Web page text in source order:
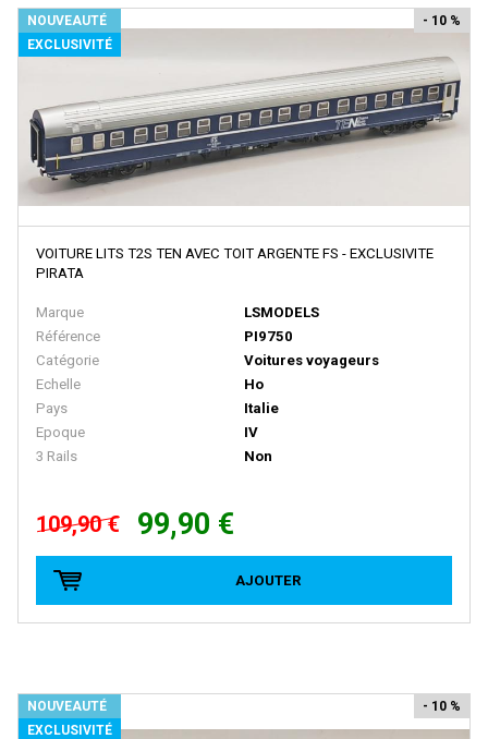
EXACT TRAIN
Faller
Ferfyx
FERRO TRAIN
FISCHER
FOX VALLEY MODELS
FR
FRADIS - Marque Disparue, Finition Années 70
FRANCE TRAINS - Marque Disparue
FRATESCHI
FULGUREX
GEGE
GENESIS
GILLKIT
GUTZOLD
NOUVEAUTÉ
EXCLUSIVITÉ
VOITURE LITS T2S TEN AVEC TOIT ARGENTE FS - EXCLUSIVITE
PIRATA
Marque
LSMODELS
Référence
PI9750
Catégorie
Voitures voyageurs
Echelle
Ho
Pays
Italie
Epoque
IV
3 Rails
Non
- 10 %
109,90 € 99,90 €
AJOUTER
NOUVEAUTÉ
EXCLUSIVITÉ
- 10 %